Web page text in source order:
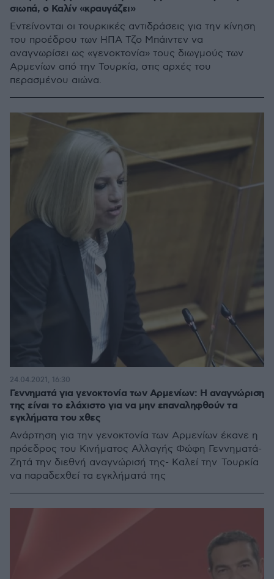
σιωπά, ο Καλίν «κραυγάζει»
Εντείνονται οι τουρκικές αντιδράσεις για την κίνηση
του προέδρου των ΗΠΑ Τζο Μπάιντεν να
αναγνωρίσει ως «γενοκτονία» τους διωγμούς των
Αρμενίων από την Τουρκία, στις αρχές του
περασμένου αιώνα.
Γεννηματά για γενοκτονία των Αρμενίων: Η αναγνώριση
της είναι το ελάχιστο για να μην επαναληφθούν τα
εγκλήματα του χθες
Ανάρτηση για την γενοκτονία των Αρμενίων έκανε η
πρόεδρος του Κινήματος Αλλαγής Φώφη Γεννηματά-
Ζητά την διεθνή αναγνώρισή της- Καλεί την Τουρκία
να παραδεχθεί τα εγκλήματά της
24.04.2021, 16:30